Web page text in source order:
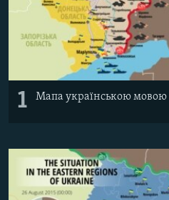
1 Мапа українською мовою